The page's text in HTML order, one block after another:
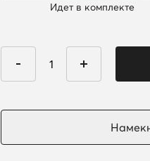
Идет в комплекте